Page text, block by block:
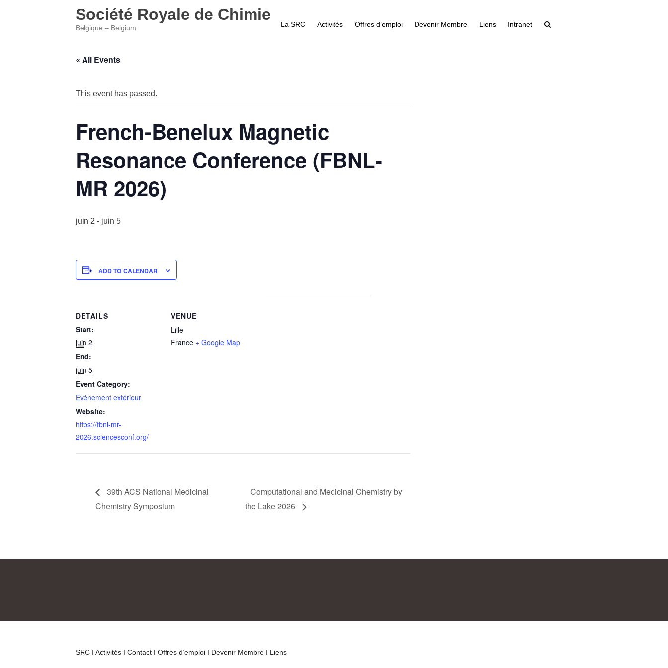
Société Royale de Chimie
Belgique – Belgium La SRC Activités Offres d’emploi Devenir Membre Liens Intranet
« All Events
This event has passed.
French-Benelux Magnetic
Resonance Conference (FBNL-
MR 2026)
juin 2 - juin 5
ADD TO CALENDAR
DETAILS
Start:
juin 2
End:
juin 5
Event Category:
Evénement extérieur
Website:
https://fbnl-mr-
2026.sciencesconf.org/
VENUE
Lille
France + Google Map
39th ACS National Medicinal
Chemistry Symposium
Computational and Medicinal Chemistry by
the Lake 2026
SRC I Activités I Contact I Offres d’emploi I Devenir Membre I Liens